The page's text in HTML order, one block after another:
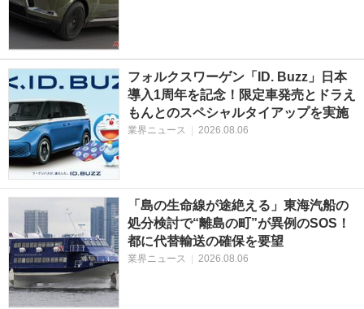
フォルクスワーゲン「ID. Buzz」日本
導入1周年を記念！限定車発売とドラえ
もんとのスペシャルタイアップを実施
業界ニュース 2026.08.06
「島の生命線が途絶える」東海汽船の
処分検討で“離島の町”が異例のSOS！
都に代替輸送の確保を要望
業界ニュース 2026.08.06